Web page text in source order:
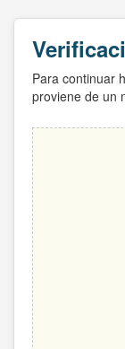
Para continuar
proviene de un